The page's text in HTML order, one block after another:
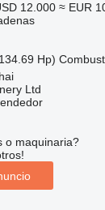
12.000 ≈ EUR
Hp)
Ltd
o maquinaria?